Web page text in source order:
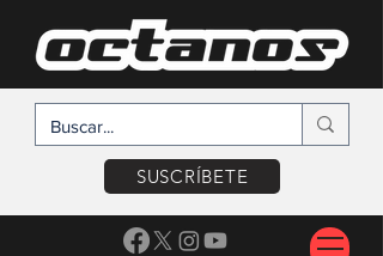
SUSCRÍBETE